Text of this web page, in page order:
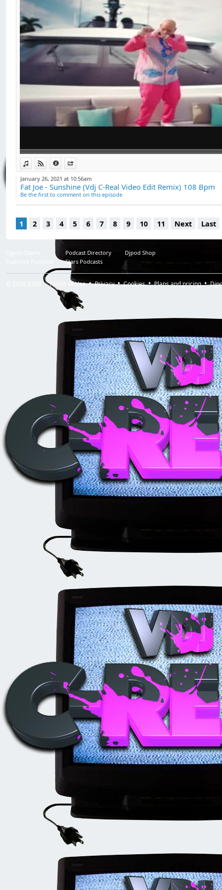
et inclusives. Je
tempo, scratch,
session une
dans la musique
chez C-REAL
aux arts urbains.
transmission à
spécialisées,
de développer sa
j'anime
expériences
contribuant à faire
View in iTunes
View on Djpod
Information
January 26, 2021 at 10:56am
Fat Joe - Sunshine (Vdj C-Real Video Edit Remix) 108 Bpm
Be the first to comment on this episode
1 2 3 4 5 6 7 8 9 10 11 Next Last
Podcast Directory
Djpod Shop
Stars Podcasts
Terms of Use Privacy Cookies Plans and pricing